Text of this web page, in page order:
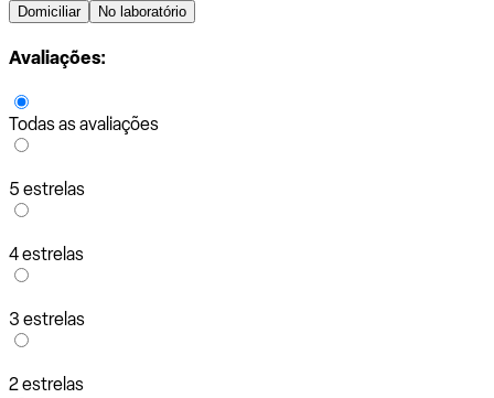
Domiciliar No laboratório
Avaliações:
Todas as avaliações
5 estrelas
4 estrelas
3 estrelas
2 estrelas